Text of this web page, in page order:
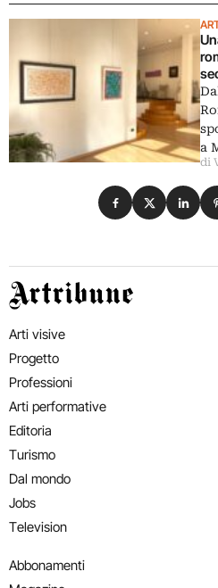
a
di
Condividi su
Condividi
Artribune
Arti visive
Progetto
Professioni
Arti performative
Editoria
Turismo
Dal mondo
Jobs
Television
Abbonamenti